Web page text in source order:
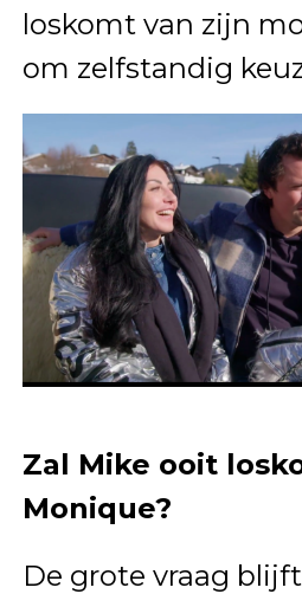
loskomt van zijn
om zelfstandig
Zal Mike ooit
Monique?
De grote vraag